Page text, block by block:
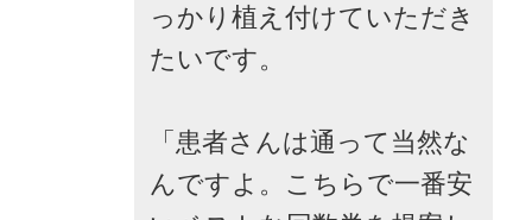
っかり植え付けていただき
たいです。
「患者さんは通って当然な
んですよ。こちらで一番安